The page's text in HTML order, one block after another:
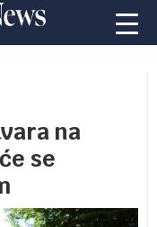
na
se